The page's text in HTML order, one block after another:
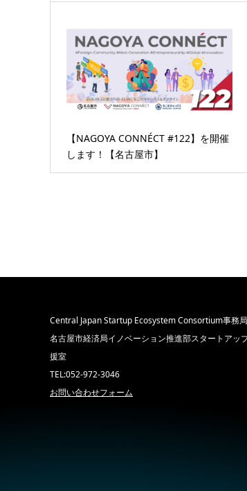
【NAGOYA CONNÉCT #122】を開催
します！【名古屋市】
Central Japan Startup Ecosystem Consortium事務
名古屋市経済局イノベーション推進部スタートアッ
援室
TEL:052-972-3046
お問い合わせフォーム